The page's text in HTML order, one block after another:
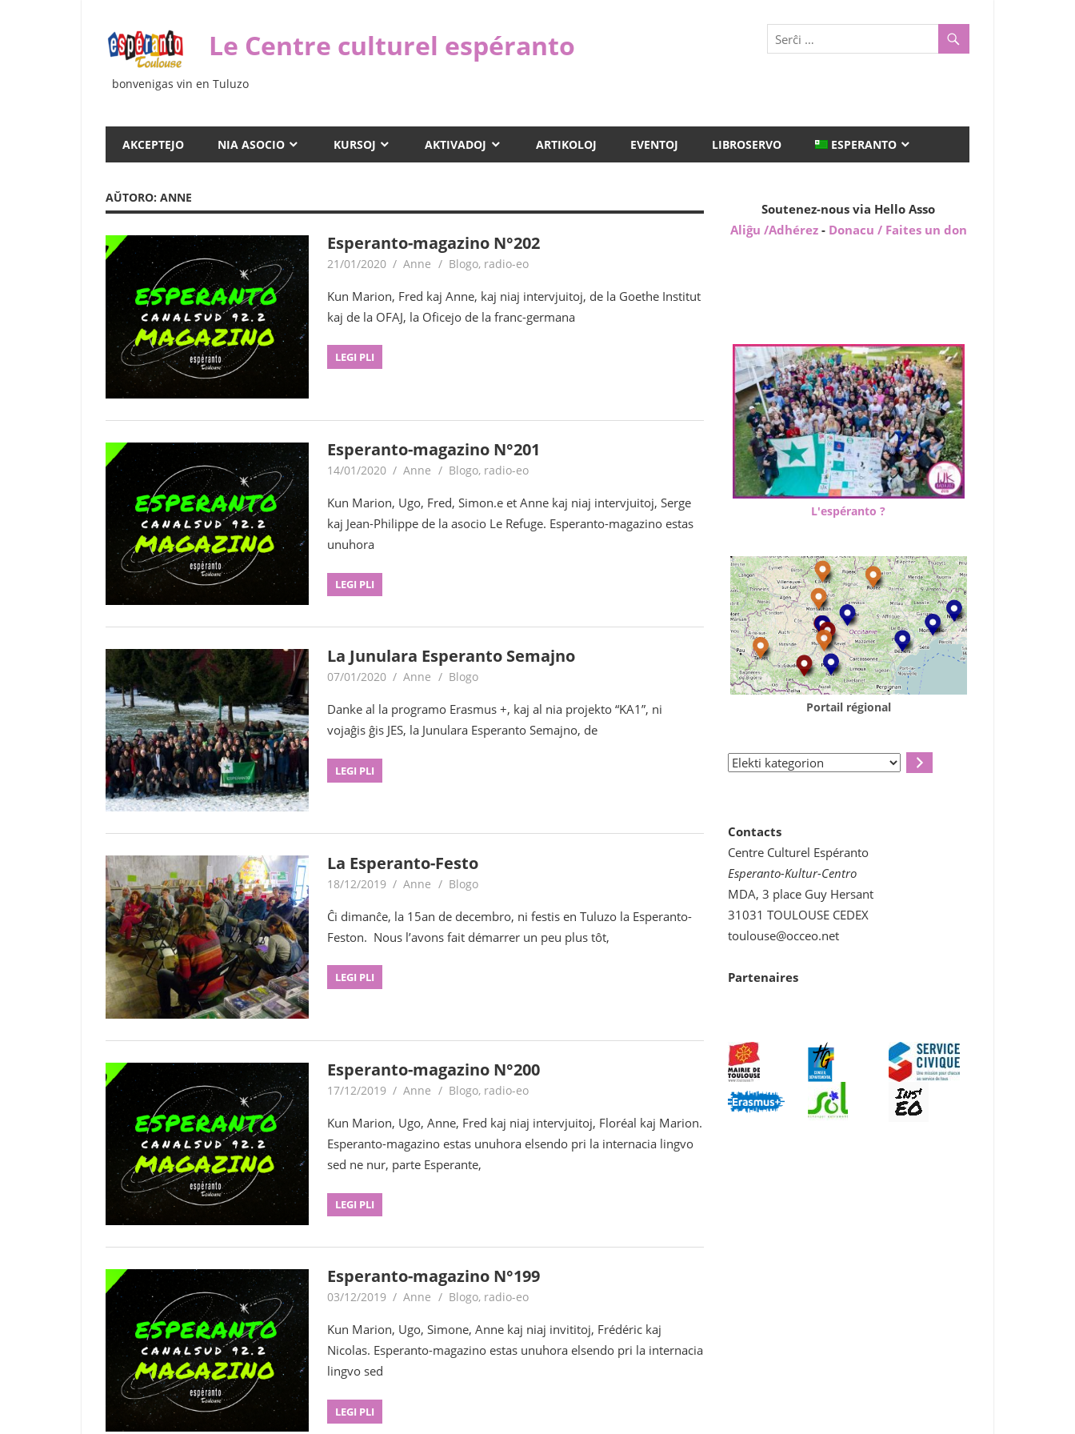
enhavo
Le Centre culturel espéranto
bonvenigas vin en Tuluzo
AKCEPTEJO NIA ASOCIO KURSOJ AKTIVADOJ ARTIKOLOJ EVENTOJ LIBROSERVO ESPERANTO
AŬTORO: ANNE
Esperanto-magazino N°202
21/01/2020 Anne Blogo, radio-eo
Kun Marion, Fred kaj Anne, kaj niaj intervjuitoj, de la Goethe Institut
kaj de la OFAJ, la Oficejo de la franc-germana
LEGI PLI
Esperanto-magazino N°201
14/01/2020 Anne Blogo, radio-eo
Kun Marion, Ugo, Fred, Simon.e et Anne kaj niaj intervjuitoj, Serge
kaj Jean-Philippe de la asocio Le Refuge. Esperanto-magazino estas
unuhora
LEGI PLI
La Junulara Esperanto Semajno
07/01/2020 Anne Blogo
Danke al la programo Erasmus +, kaj al nia projekto “KA1”, ni
vojaĝis ĝis JES, la Junulara Esperanto Semajno, de
LEGI PLI
La Esperanto-Festo
18/12/2019 Anne Blogo
Ĉi dimanĉe, la 15an de decembro, ni festis en Tuluzo la Esperanto-
Feston. Nous l’avons fait démarrer un peu plus tôt,
LEGI PLI
Esperanto-magazino N°200
17/12/2019 Anne Blogo, radio-eo
Kun Marion, Ugo, Anne, Fred kaj niaj intervjuitoj, Floréal kaj Marion.
Esperanto-magazino estas unuhora elsendo pri la internacia lingvo
sed ne nur, parte Esperante,
LEGI PLI
Esperanto-magazino N°199
03/12/2019 Anne Blogo, radio-eo
Kun Marion, Ugo, Simone, Anne kaj niaj invititoj, Frédéric kaj
Nicolas. Esperanto-magazino estas unuhora elsendo pri la internacia
lingvo sed
LEGI PLI
Soutenez-nous via Hello Asso
Aliĝu /Adhérez - Donacu / Faites un don
L'espéranto ?
Portail régional
Elekti
Contacts
Centre Culturel Espéranto
Esperanto-Kultur-Centro
MDA, 3 place Guy Hersant
31031 TOULOUSE CEDEX
toulouse@occeo.net
Partenaires